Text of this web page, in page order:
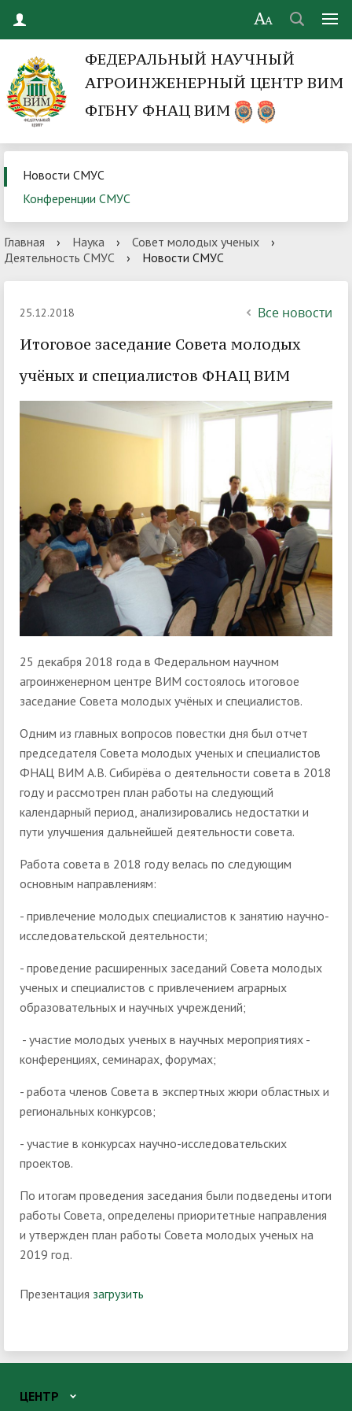
ФЕДЕРАЛЬНЫЙ НАУЧНЫЙ
АГРОИНЖЕНЕРНЫЙ ЦЕНТР ВИМ
ФГБНУ ФНАЦ ВИМ
Новости СМУС
Конференции СМУС
Главная › Наука › Совет молодых ученых
›
Деятельность СМУС
› Новости СМУС
25.12.2018 Все новости
Итоговое заседание Совета молодых
учёных и специалистов ФНАЦ ВИМ
25 декабря 2018 года в Федеральном научном
агроинженерном центре ВИМ состоялось итоговое
заседание Совета молодых учёных и специалистов.
Одним из главных вопросов повестки дня был отчет
председателя Совета молодых ученых и специалистов
ФНАЦ ВИМ А.В. Сибирёва о деятельности совета в 2018
году и рассмотрен план работы на следующий
календарный период, анализировались недостатки и
пути улучшения дальнейшей деятельности совета.
Работа совета в 2018 году велась по следующим
основным направлениям:
- привлечение молодых специалистов к занятию научно-
исследовательской деятельности;
- проведение расширенных заседаний Совета молодых
ученых и специалистов с привлечением аграрных
образовательных и научных учреждений;
- участие молодых ученых в научных мероприятиях -
конференциях, семинарах, форумах;
- работа членов Совета в экспертных жюри областных и
региональных конкурсов;
- участие в конкурсах научно-исследовательских
проектов.
По итогам проведения заседания были подведены итоги
работы Совета, определены приоритетные направления
и утвержден план работы Совета молодых ученых на
2019 год.
Презентация загрузить
ЦЕНТР